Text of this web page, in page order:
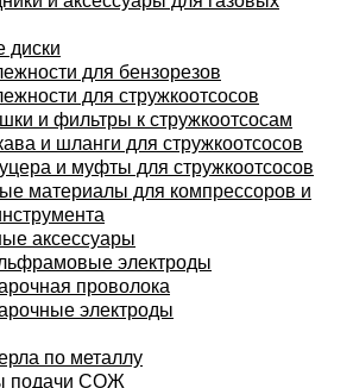
диски
для бензорезов
для стружкоотсосов
и фильтры к стружкоотсосам
и шланги для стружкоотсосов
и муфты для стружкоотсосов
материалы для компрессоров и
аксессуары
электроды
проволока
электроды
по металлу
подачи СОЖ